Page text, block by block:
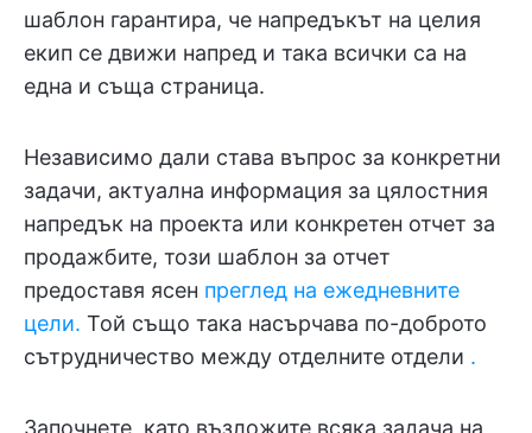
шаблон гарантира, че напредъкът на целия
екип се движи напред и така всички са на
една и съща страница.
Независимо дали става въпрос за конкретни
задачи, актуална информация за цялостния
напредък на проекта или конкретен отчет за
продажбите, този шаблон за отчет
предоставя ясен преглед на ежедневните
цели. Той също така насърчава по-доброто
сътрудничество между отделните отдели .
Започнете, като възложите всяка задача на